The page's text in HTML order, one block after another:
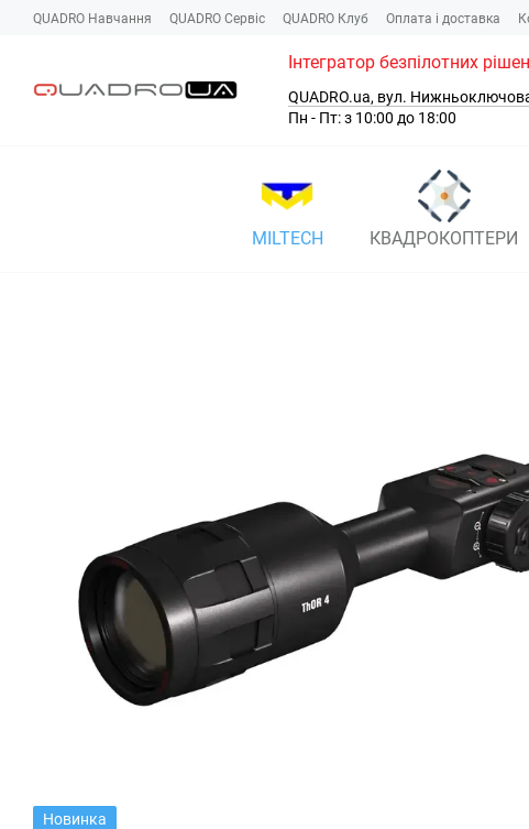
Перейти до основного контенту
QUADRO Навчання QUADRO Сервіc QUADRO Клуб Оплата і доставка
Інтегратор безпілотних
QUADRO.ua, вул.
Пн - Пт: з 10:00 до 18:00
MILTECH КВАДРОКОПТЕРИ
Новинка